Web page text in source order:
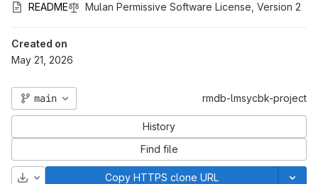
README Mulan Permissive Software License, Version 2
Created on
May 21, 2026
main rmdb-lmsycbk-project
History
Find file
Download Copy HTTPS clone URL